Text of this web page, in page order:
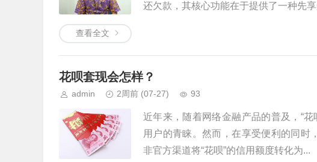
还欠款，其核心功能在于提供了一种先
查看全文
花呗套现会怎样？
admin 2周前 (07-27) 93
近年来，随着网络金融产品的普及，“
用户的青睐。然而，在享受便利的同时
非官方渠道将“花呗”的信用额度转化为...